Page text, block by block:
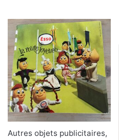
Autres objets publicitaires,